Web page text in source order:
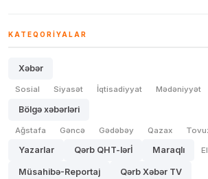
KATEQORIYALAR
Xəbər
Sosial Siyasət İqtisadiyyat Mədəniyyət
Bölgə xəbərləri
Ağstafa Gəncə Gədəbəy Qazax
Yazarlar Qərb QHT-lərİ Maraqlı
Müsahibə-Reportaj Qərb Xəbər TV